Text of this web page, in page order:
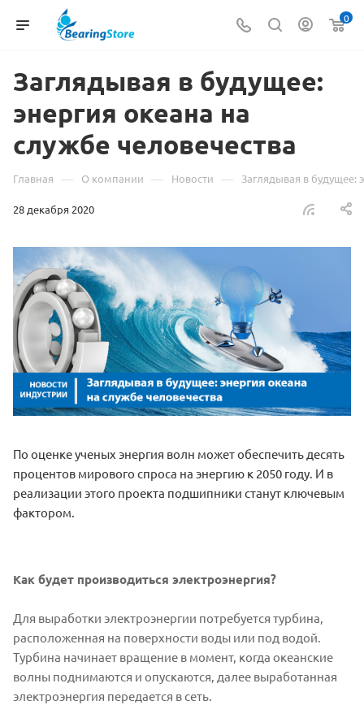
0
Заглядывая в будущее:
энергия океана на
службе человечества
Главная — О компании — Новости — Заглядывая в будущее:
28 декабря 2020
По оценке ученых энергия волн может обеспечить десять
процентов мирового спроса на энергию к 2050 году. И в
реализации этого проекта подшипники станут ключевым
фактором.
Как будет производиться электроэнергия?
Для выработки электроэнергии потребуется турбина,
расположенная на поверхности воды или под водой.
Турбина начинает вращение в момент, когда океанские
волны поднимаются и опускаются, далее выработанная
электроэнергия передается в сеть.